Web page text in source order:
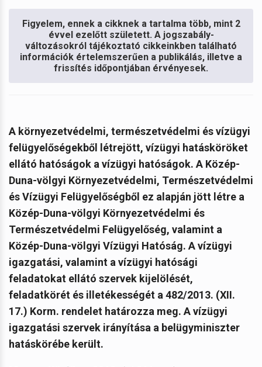
Figyelem, ennek a cikknek a tartalma több, mint 2
évvel ezelőtt született. A jogszabály-
változásokról tájékoztató cikkeinkben található
információk értelemszerűen a publikálás, illetve a
frissítés időpontjában érvényesek.
A környezetvédelmi, természetvédelmi és vízügyi
felügyelőségekből létrejött, vízügyi hatásköröket
ellátó hatóságok a vízügyi hatóságok. A Közép-
Duna-völgyi Környezetvédelmi, Természetvédelmi
és Vízügyi Felügyelőségből ez alapján jött létre a
Közép-Duna-völgyi Környezetvédelmi és
Természetvédelmi Felügyelőség, valamint a
Közép-Duna-völgyi Vízügyi Hatóság. A vízügyi
igazgatási, valamint a vízügyi hatósági
feladatokat ellátó szervek kijelölését,
feladatkörét és illetékességét a 482/2013. (XII.
17.) Korm. rendelet határozza meg. A vízügyi
igazgatási szervek irányítása a belügyminiszter
hatáskörébe került.